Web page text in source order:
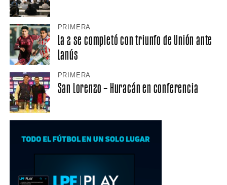
PRIMERA
La 2 se completó con triunfo de Unión ante
Lanús
PRIMERA
San Lorenzo – Huracán en conferencia